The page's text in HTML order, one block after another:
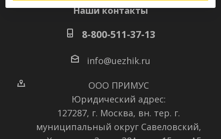
Наши контакты
8-800-511-37-13
info@uezhik.ru
ООО ПРИМУС
Юридический адрес:
127287, г. Москва, вн. тер. г.
муниципальный округ Савеловский,